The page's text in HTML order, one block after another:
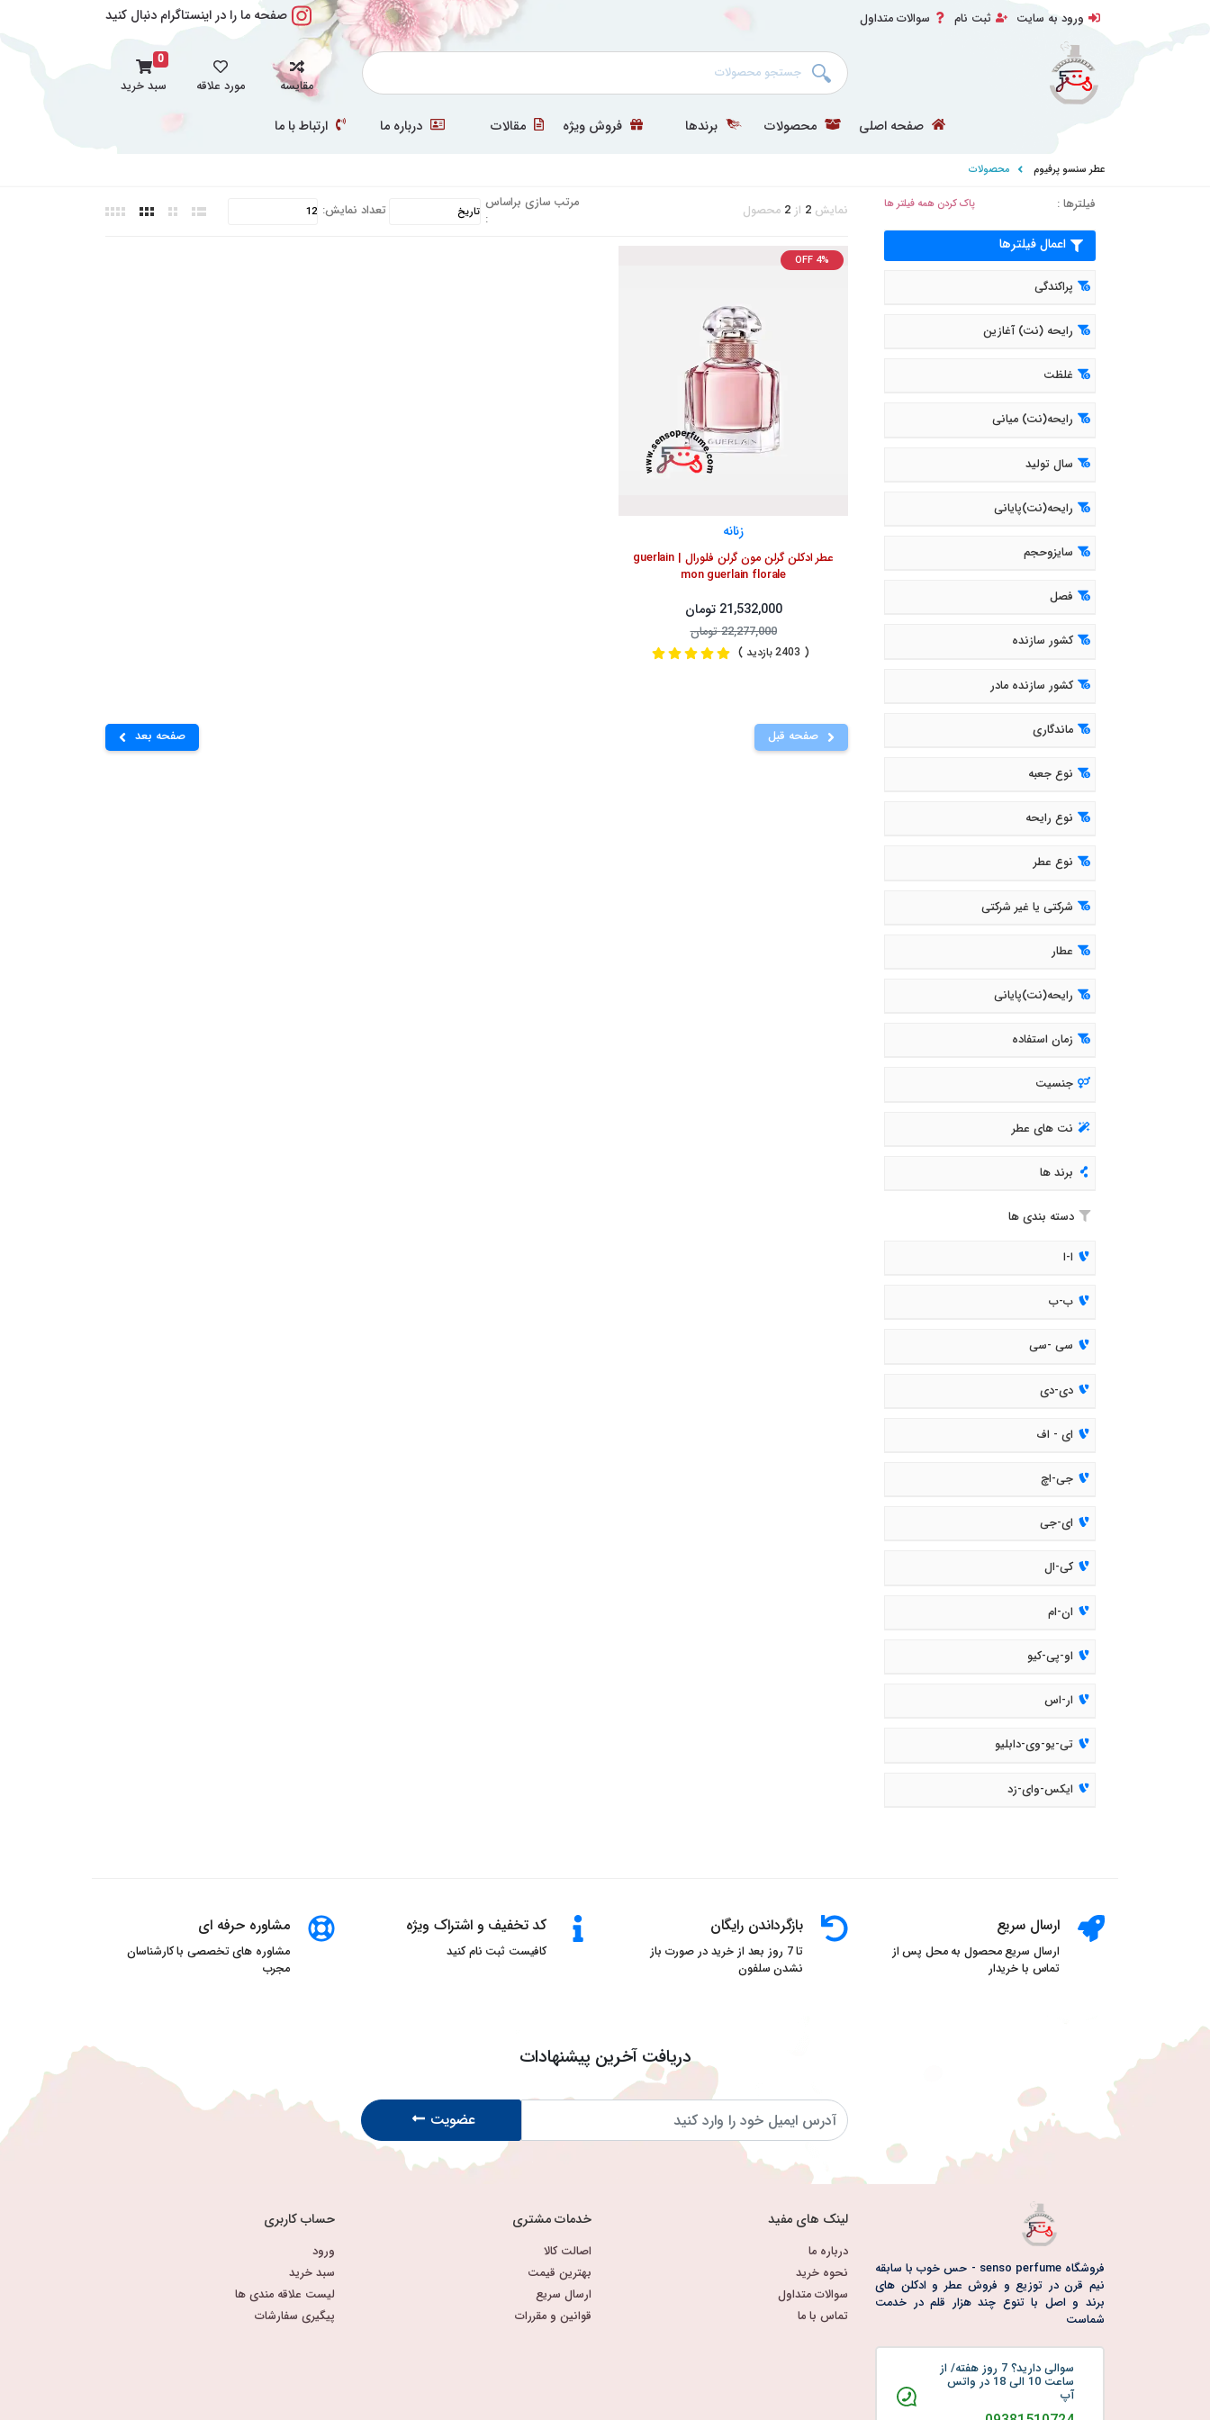
ورود به سایت ثبت نام سوالات متداول صفحه ما را در اینستاگرام دنبال کنید
مقایسه مورد علاقه
0
سبد خرید
صفحه اصلی محصولات برندها فروش ویژه مقالات درباره ما ارتباط با ما
عطر سنسو پرفیوم محصولات
نمایش 2 از 2 محصول
مرتب سازی براساس
:
تعداد نمایش:
OFF 4%
زنانه
عطر ادکلن گرلن مون گرلن فلورال | guerlain
mon guerlain florale
21,532,000 تومان
22,277,000 تومان
( 2403 بازدید )
صفحه قبل صفحه بعد
فیلترها : پاک کردن همه فیلتر ها
اعمال فیلترها
پراکندگی
رایحه (نت) آغازین
غلظت
رایحه(نت) میانی
سال تولید
رایحه(نت)پایانی
سایزوحجم
فصل
کشور سازنده
کشور سازنده مادر
ماندگاری
نوع جعبه
نوع رایحه
نوع عطر
شرکتی یا غیر شرکتی
عطار
رایحه(نت)پایانی
زمان استفاده
جنسیت
نت های عطر
برند ها
دسته بندی ها
ا-ا
ب-ب
سی -سی
دی-دی
ای - اف
جی-اچ
ای-جی
کی-ال
ان-ام
او-پی-کیو
ار-اس
تی-یو-وی-دابلیو
ایکس-وای-زد
ارسال سریع
ارسال سریع محصول به محل پس از
تماس با خریدار
بازگرداندن رایگان
تا 7 روز بعد از خرید در صورت باز
نشدن سلفون
کد تخفیف و اشتراک ویژه
کافیست ثبت نام کنید
مشاوره حرفه ای
مشاوره های تخصصی با کارشناسان
مجرب
دریافت آخرین پیشنهادات
عضویت
فروشگاه senso perfume - حس خوب با سابقه
نیم قرن در توزیع و فروش عطر و ادکلن های
برند و اصل با تنوع چند هزار قلم در خدمت
شماست
سوالی دارید؟ 7 روز هفته/ از
ساعت 10 الی 18 در واتس
آپ
لینک های مفید
درباره ما
نحوه خرید
سوالات متداول
تماس با ما
خدمات مشتری
اصالت کالا
بهترین قیمت
ارسال سریع
قوانین و مقررات
حساب کاربری
ورود
سبد خرید
لیست علاقه مندی ها
پیگیری سفارشات